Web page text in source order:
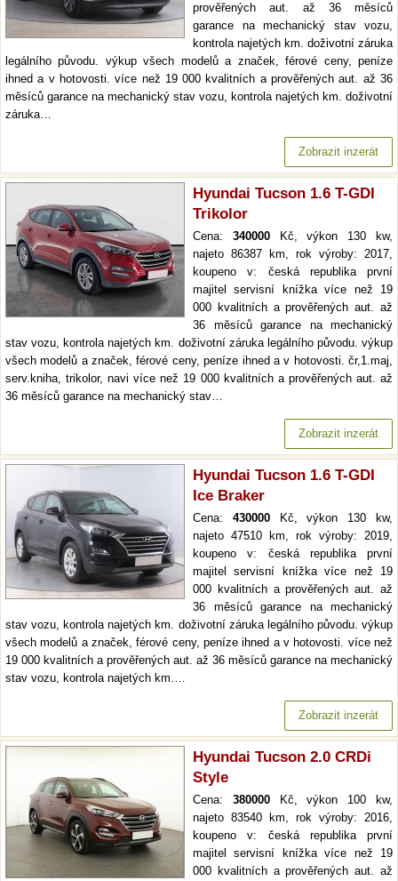
prověřených aut. až 36 měsíců
garance na mechanický stav vozu,
kontrola najetých km. doživotní záruka
legálního původu. výkup všech modelů a značek, férové ceny, peníze
ihned a v hotovosti. více než 19 000 kvalitních a prověřených aut. až 36
měsíců garance na mechanický stav vozu, kontrola najetých km. doživotní
záruka…
Zobrazit inzerát
Hyundai Tucson 1.6 T-GDI
Trikolor
Cena: 340000Kč, výkon 130 kw,
najeto 86387 km, rok výroby: 2017,
koupeno v: česká republika první
majitel servisní knížka více než 19
000 kvalitních a prověřených aut. až
36 měsíců garance na mechanický
stav vozu, kontrola najetých km. doživotní záruka legálního původu. výkup
všech modelů a značek, férové ceny, peníze ihned a v hotovosti. čr,1.maj,
serv.kniha, trikolor, navi více než 19 000 kvalitních a prověřených aut. až
36 měsíců garance na mechanický stav…
Zobrazit inzerát
Hyundai Tucson 1.6 T-GDI
Ice Braker
Cena: 430000Kč, výkon 130 kw,
najeto 47510 km, rok výroby: 2019,
koupeno v: česká republika první
majitel servisní knížka více než 19
000 kvalitních a prověřených aut. až
36 měsíců garance na mechanický
stav vozu, kontrola najetých km. doživotní záruka legálního původu. výkup
všech modelů a značek, férové ceny, peníze ihned a v hotovosti. více než
19 000 kvalitních a prověřených aut. až 36 měsíců garance na mechanický
stav vozu, kontrola najetých km.…
Zobrazit inzerát
Hyundai Tucson 2.0 CRDi
Style
Cena: 380000Kč, výkon 100 kw,
najeto 83540 km, rok výroby: 2016,
koupeno v: česká republika první
majitel servisní knížka více než 19
000 kvalitních a prověřených aut. až